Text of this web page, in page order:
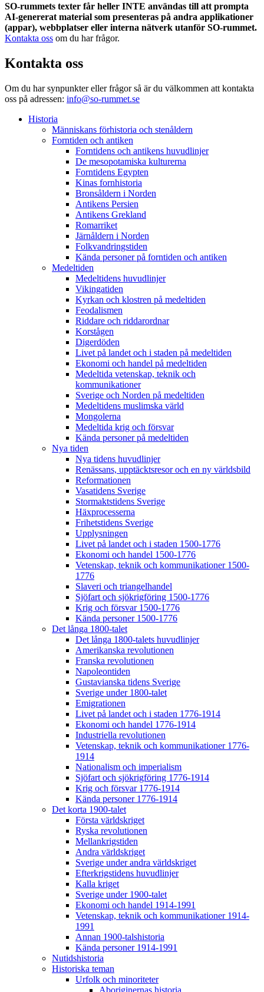
SO-rummets texter får heller INTE användas till att prompta
AI-genererat material som presenteras på andra applikationer
(appar), webbplatser eller interna nätverk utanför SO-rummet.
Kontakta oss om du har frågor.
Kontakta oss
Om du har synpunkter eller frågor så är du välkommen att kontakta
oss på adressen: info@so-rummet.se
Historia
Människans förhistoria och stenåldern
Forntiden och antiken
Forntidens och antikens huvudlinjer
De mesopotamiska kulturerna
Forntidens Egypten
Kinas fornhistoria
Bronsåldern i Norden
Antikens Persien
Antikens Grekland
Romarriket
Järnåldern i Norden
Folkvandringstiden
Kända personer på forntiden och antiken
Medeltiden
Medeltidens huvudlinjer
Vikingatiden
Kyrkan och klostren på medeltiden
Feodalismen
Riddare och riddarordnar
Korstågen
Digerdöden
Livet på landet och i staden på medeltiden
Ekonomi och handel på medeltiden
Medeltida vetenskap, teknik och
kommunikationer
Sverige och Norden på medeltiden
Medeltidens muslimska värld
Mongolerna
Medeltida krig och försvar
Kända personer på medeltiden
Nya tiden
Nya tidens huvudlinjer
Renässans, upptäcktsresor och en ny världsbild
Reformationen
Vasatidens Sverige
Stormaktstidens Sverige
Häxprocesserna
Frihetstidens Sverige
Upplysningen
Livet på landet och i staden 1500-1776
Ekonomi och handel 1500-1776
Vetenskap, teknik och kommunikationer 1500-
1776
Slaveri och triangelhandel
Sjöfart och sjökrigföring 1500-1776
Krig och försvar 1500-1776
Kända personer 1500-1776
Det långa 1800-talet
Det långa 1800-talets huvudlinjer
Amerikanska revolutionen
Franska revolutionen
Napoleontiden
Gustavianska tidens Sverige
Sverige under 1800-talet
Emigrationen
Livet på landet och i staden 1776-1914
Ekonomi och handel 1776-1914
Industriella revolutionen
Vetenskap, teknik och kommunikationer 1776-
1914
Nationalism och imperialism
Sjöfart och sjökrigföring 1776-1914
Krig och försvar 1776-1914
Kända personer 1776-1914
Det korta 1900-talet
Första världskriget
Ryska revolutionen
Mellankrigstiden
Andra världskriget
Sverige under andra världskriget
Efterkrigstidens huvudlinjer
Kalla kriget
Sverige under 1900-talet
Ekonomi och handel 1914-1991
Vetenskap, teknik och kommunikationer 1914-
1991
Annan 1900-talshistoria
Kända personer 1914-1991
Nutidshistoria
Historiska teman
Urfolk och minoriteter
Aboriginernas historia